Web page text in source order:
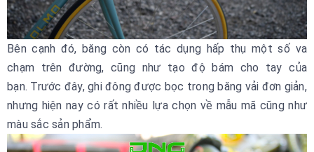
Bên cạnh đó, băng còn có tác dụng hấp thụ một số va
chạm trên đường, cũng như tạo độ bám cho tay của
bạn. Trước đây, ghi đông được bọc trong băng vải đơn giản,
nhưng hiện nay có rất nhiều lựa chọn về mẫu mã cũng như
màu sắc sản phẩm.